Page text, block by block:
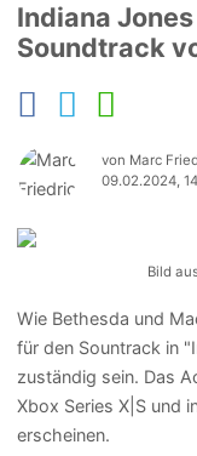
Indiana
Soundtrack
von Marc
09.02.2024,
Bild
Wie Bethesda und
für den Sountrack in
zuständig sein. Das
Xbox Series X|S und
erscheinen.